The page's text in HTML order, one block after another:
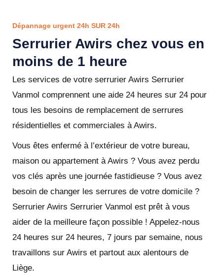
Dépannage urgent 24h SUR 24h
Serrurier Awirs chez vous en
moins de 1 heure
Les services de votre serrurier Awirs Serrurier
Vanmol comprennent une aide 24 heures sur 24 pour
tous les besoins de remplacement de serrures
résidentielles et commerciales à Awirs.
Vous êtes enfermé à l’extérieur de votre bureau,
maison ou appartement à Awirs ? Vous avez perdu
vos clés après une journée fastidieuse ? Vous avez
besoin de changer les serrures de votre domicile ?
Serrurier Awirs Serrurier Vanmol est prêt à vous
aider de la meilleure façon possible ! Appelez-nous
24 heures sur 24 heures, 7 jours par semaine, nous
travaillons sur Awirs et partout aux alentours de
Liège.